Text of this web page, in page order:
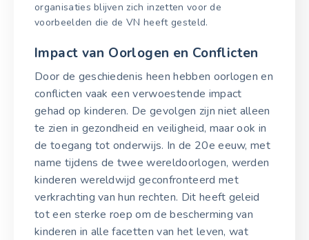
organisaties blijven zich inzetten voor de
voorbeelden die de VN heeft gesteld.
Impact van Oorlogen en Conflicten
Door de geschiedenis heen hebben oorlogen en
conflicten vaak een verwoestende impact
gehad op kinderen. De gevolgen zijn niet alleen
te zien in gezondheid en veiligheid, maar ook in
de toegang tot onderwijs. In de 20e eeuw, met
name tijdens de twee wereldoorlogen, werden
kinderen wereldwijd geconfronteerd met
verkrachting van hun rechten. Dit heeft geleid
tot een sterke roep om de bescherming van
kinderen in alle facetten van het leven, wat